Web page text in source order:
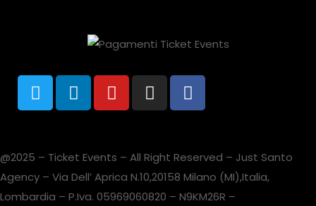
@2025 – Ticket Events – All Right Reserved – Just Santo
Agency – Via Dell’ Aprica N.10,20158 Milano (MI),Italia,
Lombardia – P.Iva. 05969060820 – N9KM26R –